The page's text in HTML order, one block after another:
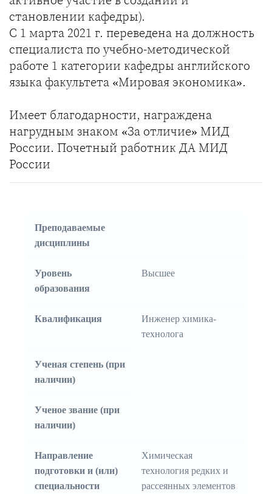
становлении кафедры).
С 1 марта 2021 г. переведена на должность
специалиста по учебно-методической
работе 1 категории кафедры английского
языка факультета «Мировая экономика».
Имеет благодарности, награждена
нагрудным знаком «За отличие» МИД
России. Почетный работник ДА МИД
России
Преподаваемые
дисциплины
Уровень
образования
Высшее
Квалификация
Инженер химика-
технолога
Ученая степень (при
наличии)
Ученое звание (при
наличии)
Направление
подготовки и (или)
специальности
Химическая
технология редких и
рассеянных элементов